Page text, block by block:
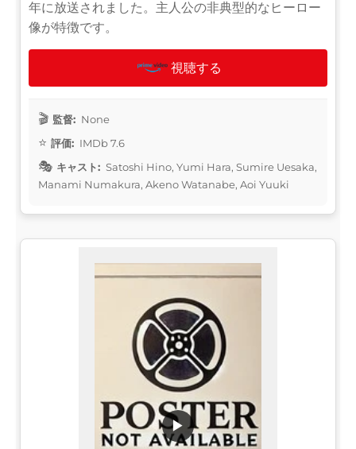
年に放送されました。主人公の非典型的なヒーロー
像が特徴です。
視聴する
監督: None
評価: IMDb 7.6
キャスト: Satoshi Hino, Yumi Hara, Sumire Uesaka,
Manami Numakura, Akeno Watanabe, Aoi Yuuki
▶